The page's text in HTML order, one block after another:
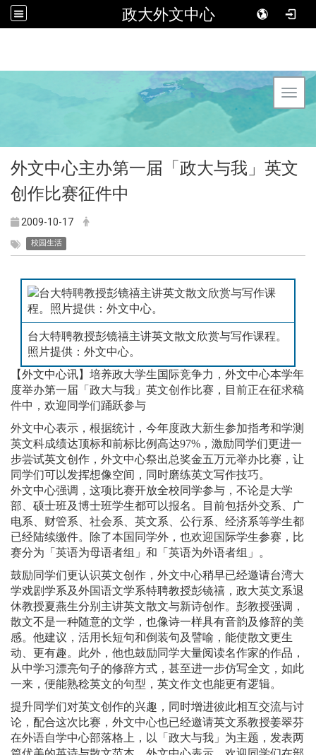
政大外文中心
外文中心主办第一届「政大与我」英文
创作比赛征件中
2009-10-17
校园生活
台大特聘教授彭镜禧主讲英文散文欣赏与写作课程。
照片提供：外文中心。
【外文中心讯】培养政大学生国际竞争力，外文中心本学年
度举办第一届「政大与我」英文创作比赛，目前正在征求稿
件中，欢迎同学们踊跃参与
外文中心表示，根据统计，今年度政大新生参加指考和学测
英文科成绩达顶标和前标比例高达97%，激励同学们更进一
步尝试英文创作，外文中心祭出总奖金五万元举办比赛，让
同学们可以发挥想像空间，同时磨练英文写作技巧。
外文中心强调，这项比赛开放全校同学参与，不论是大学
部、硕士班及博士班学生都可以报名。目前包括外交系、广
电系、财管系、社会系、英文系、公行系、经济系等学生都
已经陆续缴件。除了本国同学外，也欢迎国际学生参赛，比
赛分为「英语为母语者组」和「英语为外语者组」。
鼓励同学们更认识英文创作，外文中心稍早已经邀请台湾大
学戏剧学系及外国语文学系特聘教授彭镜禧，政大英文系退
休教授夏燕生分别主讲英文散文与新诗创作。彭教授强调，
散文不是一种随意的文学，也像诗一样具有音韵及修辞的美
感。他建议，活用长短句和倒装句及譬喻，能使散文更生
动、更有趣。此外，他也鼓励同学大量阅读名作家的作品，
从中学习漂亮句子的修辞方式，甚至进一步仿写全文，如此
一来，便能熟稔英文的句型，英文作文也能更有逻辑。
提升同学们对英文创作的兴趣，同时增进彼此相互交流与讨
论，配合这次比赛，外文中心也已经邀请英文系教授姜翠芬
在外语自学中心部落格上，以「政大与我」为主题，发表两